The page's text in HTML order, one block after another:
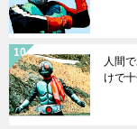
人間
けで十